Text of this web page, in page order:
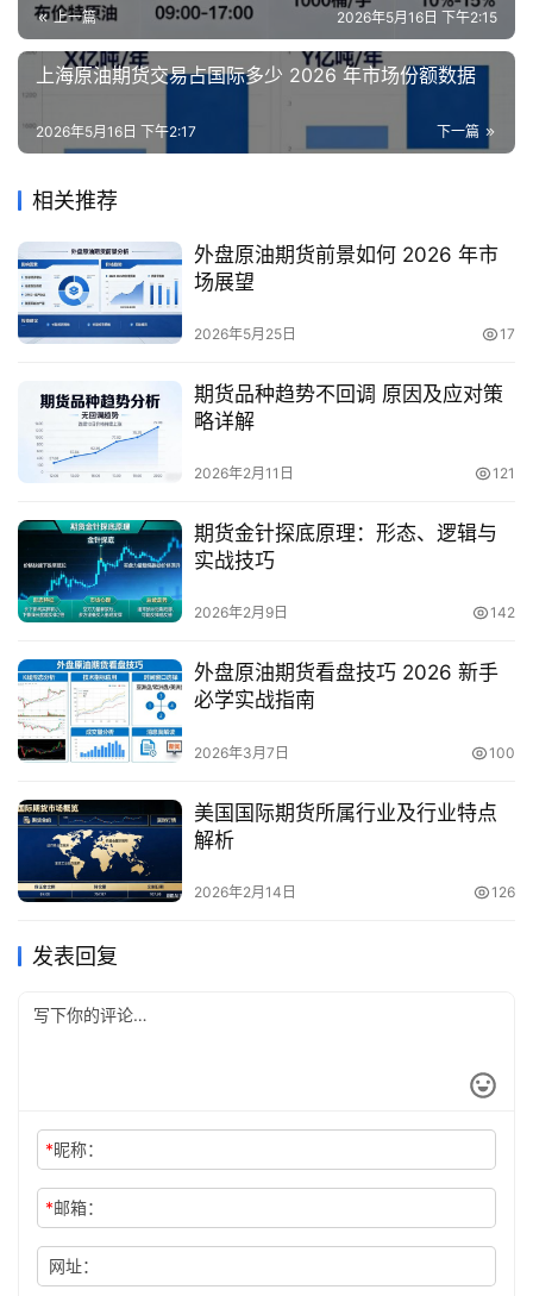
上一篇 2026年5月16日 下午2:15
上海原油期货交易占国际多少 2026 年市场份额数据
下一篇
2026年5月16日 下午2:17
相关推荐
外盘原油期货前景如何 2026 年市
场展望
2026年5月25日 17
期货品种趋势不回调 原因及应对策
略详解
2026年2月11日 121
期货金针探底原理：形态、逻辑与
实战技巧
2026年2月9日 142
外盘原油期货看盘技巧 2026 新手
必学实战指南
2026年3月7日 100
美国国际期货所属行业及行业特点
解析
2026年2月14日 126
发表回复
*昵称：
*邮箱：
网址：